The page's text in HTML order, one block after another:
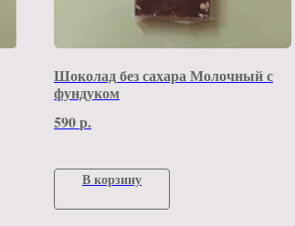
Шоколад без сахара Молочный с
фундуком
590р.
В корзину